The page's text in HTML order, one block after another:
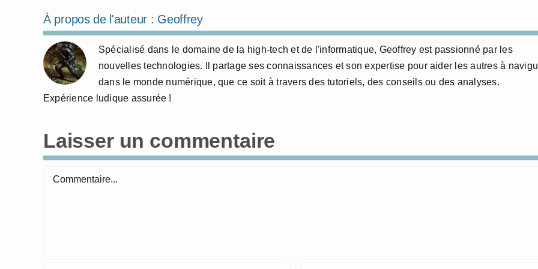
À propos de l'auteur : Geoffrey
Spécialisé dans le domaine de la high-tech et de l'informatique, Geoffrey est passionné par les
nouvelles technologies. Il partage ses connaissances et son expertise pour aider les autres à
dans le monde numérique, que ce soit à travers des tutoriels, des conseils ou des analyses.
Expérience ludique assurée !
Laisser un commentaire
Commentaire